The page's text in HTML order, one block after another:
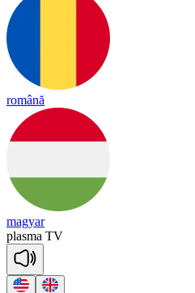
română
magyar
plasma TV